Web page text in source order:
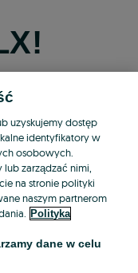
Apple
Google
uzyskujemy dostęp
identyfikatory w
osobowych.
zarządzać nimi,
na stronie polityki
naszym partnerom
Polityka
dane w celu